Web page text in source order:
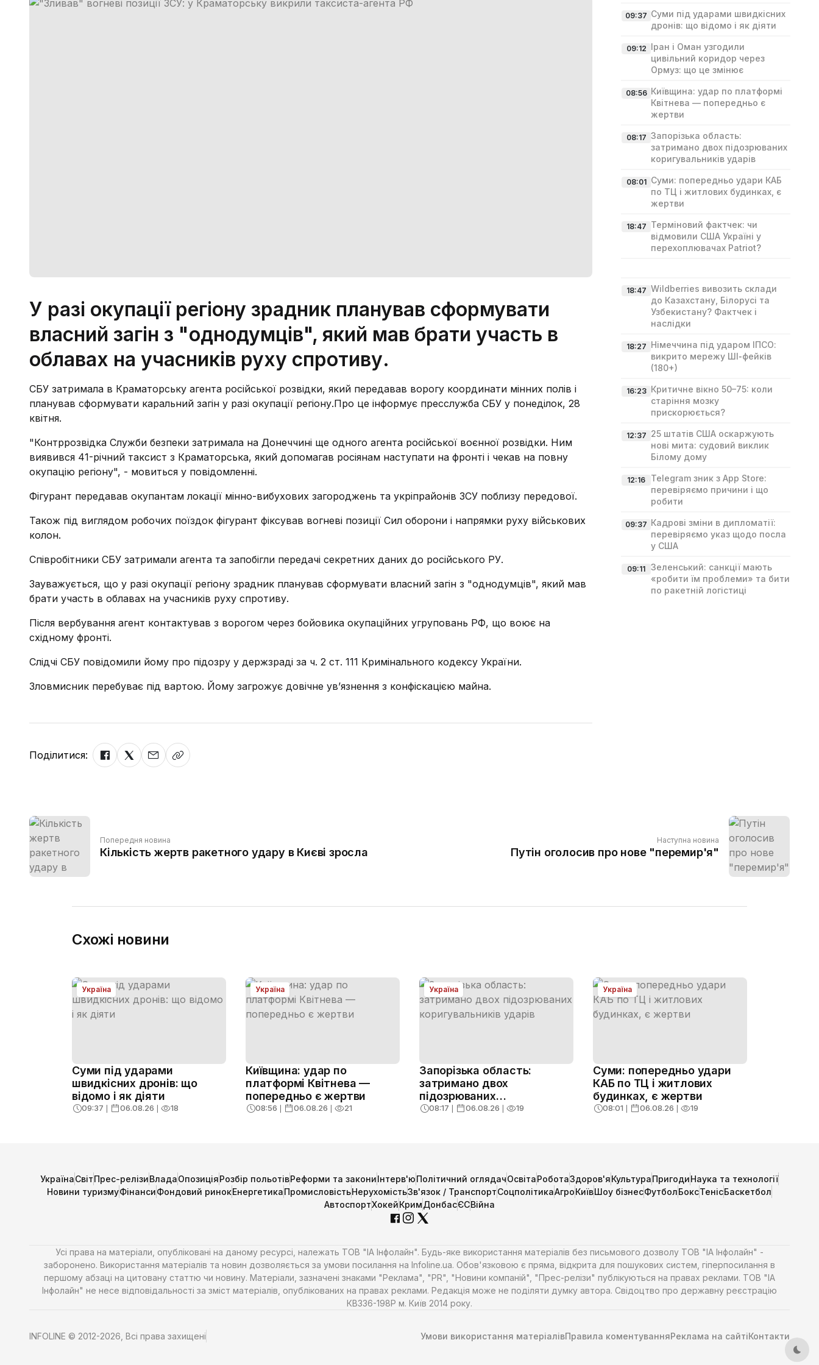
У разі окупації регіону зрадник планував сформувати
власний загін з "однодумців", який мав брати участь в
облавах на учасників руху спротиву.
СБУ затримала в Краматорську агента російської розвідки, який передавав ворогу координати мінних полів і
планував сформувати каральний загін у разі окупації регіону.Про це інформує пресслужба СБУ у понеділок, 28
квітня.
"Контррозвідка Служби безпеки затримала на Донеччині ще одного агента російської воєнної розвідки. Ним
виявився 41-річний таксист з Краматорська, який допомагав росіянам наступати на фронті і чекав на повну
окупацію регіону", - мовиться у повідомленні.
Фігурант передавав окупантам локації мінно-вибухових загороджень та укріпрайонів ЗСУ поблизу передової.
Також під виглядом робочих поїздок фігурант фіксував вогневі позиції Сил оборони і напрямки руху військових
колон.
Співробітники СБУ затримали агента та запобігли передачі секретних даних до російського РУ.
Зауважується, що у разі окупації регіону зрадник планував сформувати власний загін з "однодумців", який мав
брати участь в облавах на учасників руху спротиву.
Після вербування агент контактував з ворогом через бойовика окупаційних угруповань РФ, що воює на
східному фронті.
Слідчі СБУ повідомили йому про підозру у держзраді за ч. 2 ст. 111 Кримінального кодексу України.
Зловмисник перебуває під вартою. Йому загрожує довічне ув’язнення з конфіскацією майна.
Поділитися:
09:37 Суми під ударами швидкісних
дронів: що відомо і як діяти
09:12 Іран і Оман узгодили
цивільний коридор через
Ормуз: що це змінює
08:56 Київщина: удар по платформі
Квітнева — попередньо є
жертви
08:17 Запорізька область:
затримано двох підозрюваних
коригувальників ударів
08:01 Суми: попередньо удари КАБ
по ТЦ і житлових будинках, є
жертви
18:47 Терміновий фактчек: чи
відмовили США Україні у
перехоплювачах Patriot?
18:47 Wildberries вивозить склади
до Казахстану, Білорусі та
Узбекистану? Фактчек і
наслідки
18:27 Німеччина під ударом ІПСО:
викрито мережу ШІ‑фейків
(180+)
16:23 Критичне вікно 50–75: коли
старіння мозку
прискорюється?
12:37 25 штатів США оскаржують
нові мита: судовий виклик
Білому дому
12:16
Telegram зник з App Store:
перевіряємо причини і що
робити
09:37 Кадрові зміни в дипломатії:
перевіряємо указ щодо посла
у США
09:11 Зеленський: санкції мають
«робити їм проблеми» та бити
по ракетній логістиці
Попередня новина
Кількість жертв ракетного удару в Києві зросла
Наступна новина
Путін оголосив про нове "перемир'я"
Схожі новини
Україна
Суми під ударами
швидкісних дронів: що
відомо і як діяти
09:37 ❘ 06.08.26 ❘ 18
Україна
Київщина: удар по
платформі Квітнева —
попередньо є жертви
08:56 ❘ 06.08.26 ❘ 21
Україна
Запорізька область:
затримано двох
підозрюваних
коригувальників ударів
08:17 ❘ 06.08.26 ❘ 19
Україна
Суми: попередньо удари
КАБ по ТЦ і житлових
будинках, є жертви
08:01 ❘ 06.08.26 ❘ 19
УкраїнаСвітПрес-релізиВладаОпозиціяРозбір польотівРеформи та закониІнтерв'юПолітичний оглядачОсвітаРоботаЗдоров'яКультураПригодиНаука та технології
Новини туризмуФінансиФондовий ринокЕнергетикаПромисловістьНерухомістьЗв'язок / ТранспортСоцполітикаАгроКиївШоу бізнесФутболБоксТенісБаскетбол
АвтоспортХокейКримДонбасЄСВійна
Усі права на матеріали, опубліковані на даному ресурсі, належать ТОВ "ІА Інфолайн". Будь-яке використання матеріалів без письмового дозволу ТОВ "ІА Інфолайн" -
заборонено. Використання матеріалів та новин дозволяється за умови посилання на Infoline.ua. Обов'язковою є пряма, відкрита для пошукових систем, гіперпосилання в
першому абзаці на цитовану статтю чи новину. Матеріали, зазначені знаками "Реклама", "PR", "Новини компаній", "Прес-релізи" публікуються на правах реклами. ТОВ "ІА
Інфолайн" не несе відповідальності за зміст матеріалів, опублікованих на правах реклами. Редакція може не поділяти думку автора. Свідоцтво про державну реєстрацію
КВ336-198Р м. Київ 2014 року.
INFOLINE © 2012-2026, Всі права захищені Умови використання матеріалівПравила коментуванняРеклама на сайтіКонтакти